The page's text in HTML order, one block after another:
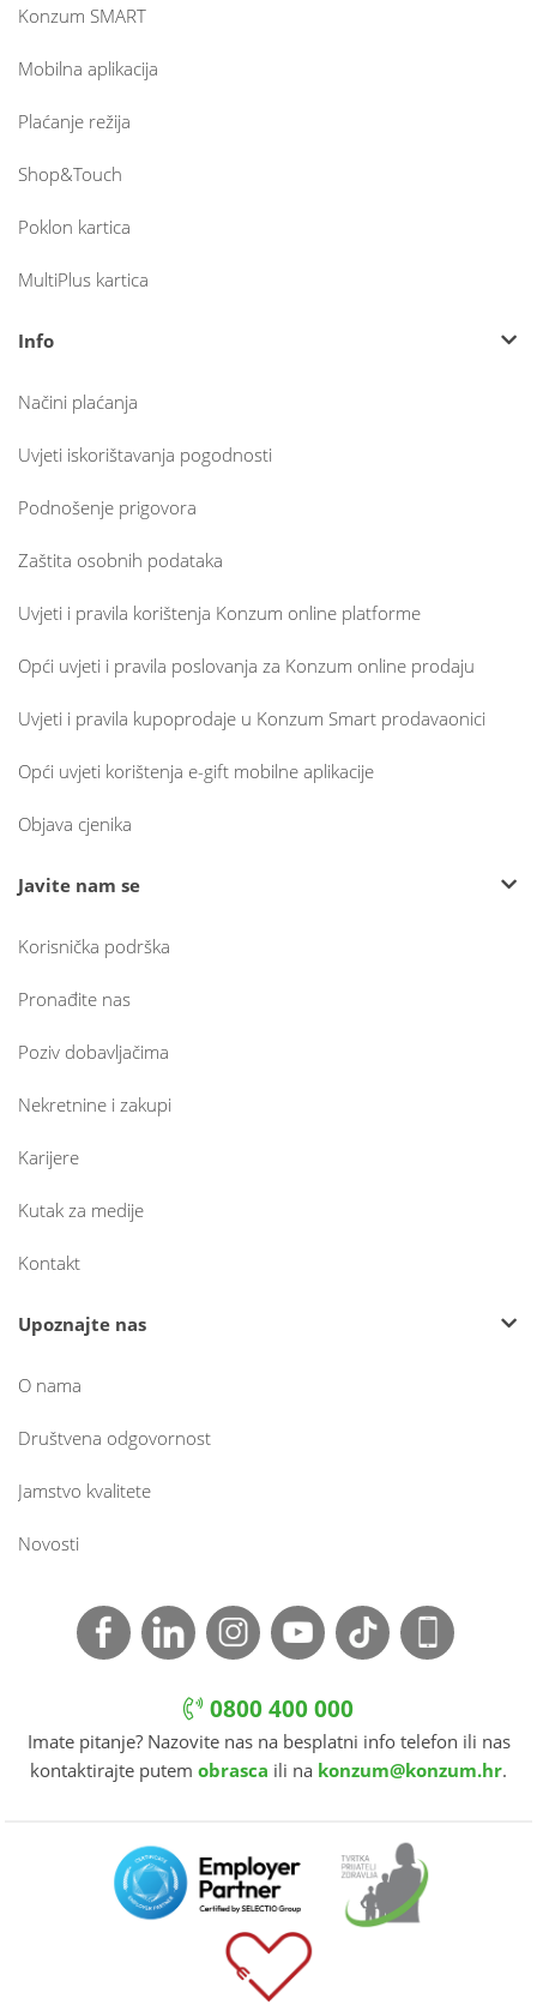
Konzum SMART
Mobilna aplikacija
Plaćanje režija
Shop&Touch
Poklon kartica
MultiPlus kartica
Info
Načini plaćanja
Uvjeti iskorištavanja pogodnosti
Podnošenje prigovora
Zaštita osobnih podataka
Uvjeti i pravila korištenja Konzum online platforme
Opći uvjeti i pravila poslovanja za Konzum online prodaju
Uvjeti i pravila kupoprodaje u Konzum Smart prodavaonici
Opći uvjeti korištenja e-gift mobilne aplikacije
Objava cjenika
Javite nam se
Korisnička podrška
Pronađite nas
Poziv dobavljačima
Nekretnine i zakupi
Karijere
Kutak za medije
Kontakt
Upoznajte nas
O nama
Društvena odgovornost
Jamstvo kvalitete
Novosti
0800 400 000
Imate pitanje? Nazovite nas na besplatni info telefon ili nas
kontaktirajte putem obrasca ili na konzum@konzum.hr.